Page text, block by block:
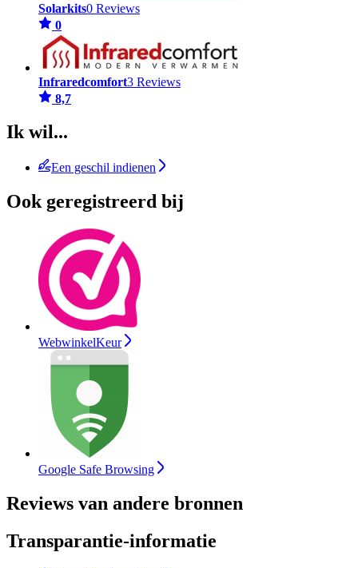
Solarkits0 Reviews
0
Infraredcomfort3 Reviews
8,7
Ik wil...
Een geschil indienen
Ook geregistreerd bij
WebwinkelKeur
Google Safe Browsing
Reviews van andere bronnen
Transparantie-informatie